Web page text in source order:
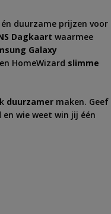
duurzame prijzen voor
Dagkaart waarmee
Galaxy
HomeWizard slimme
duurzamer maken. Geef
en wie weet win jij één